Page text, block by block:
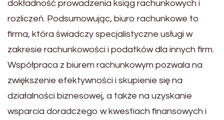
dokładność prowadzenia ksiąg rachunkowych i
rozliczeń. Podsumowując, biuro rachunkowe to
firma, która świadczy specjalistyczne usługi w
zakresie rachunkowości i podatków dla innych firm.
Współpraca z biurem rachunkowym pozwala na
zwiększenie efektywności i skupienie się na
działalności biznesowej, a także na uzyskanie
wsparcia doradczego w kwestiach finansowych i